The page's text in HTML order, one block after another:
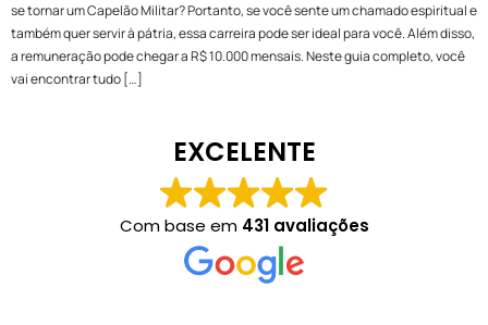
se tornar um Capelão Militar? Portanto, se você sente um chamado espiritual e
também quer servir à pátria, essa carreira pode ser ideal para você. Além disso,
a remuneração pode chegar a R$ 10.000 mensais. Neste guia completo, você
vai encontrar tudo […]
EXCELENTE
Com base em 431 avaliações